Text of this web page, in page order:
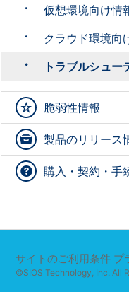
仮想環境向け情
クラウド環境向
トラブルシュー
脆弱性情報
製品のリリース
購入・契約・手
サイトのご利用条件 プ
©SIOS Technology, Inc. All